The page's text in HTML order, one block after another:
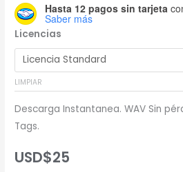
de
Hasta 12 pagos sin tarjeta
Saber más
Licencias
LIMPIAR
Descarga Instantanea. WAV Sin
Tags.
USD$25